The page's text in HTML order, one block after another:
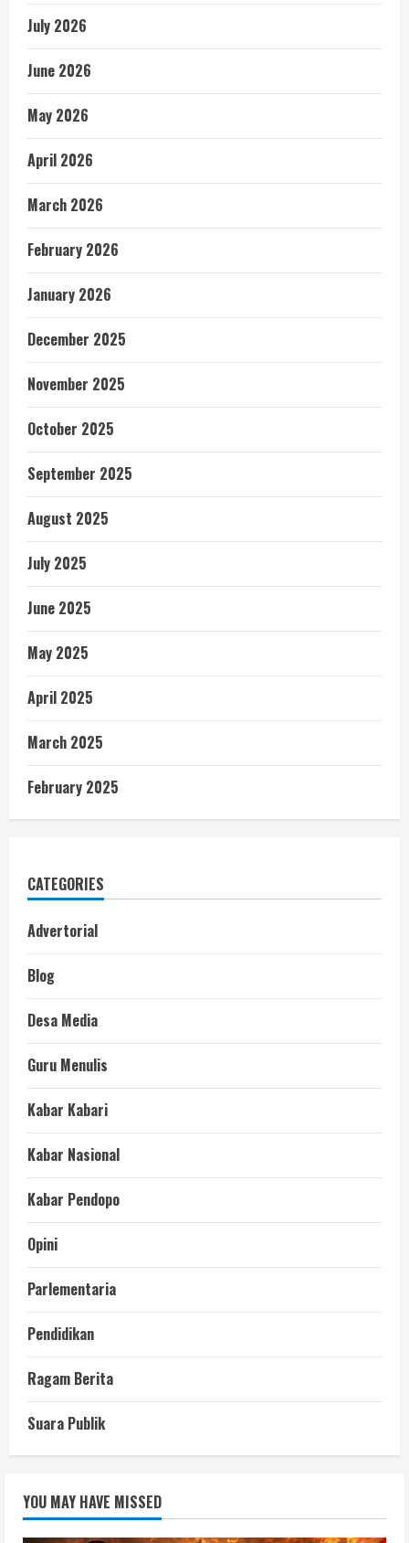
July 2026
June 2026
May 2026
April 2026
March 2026
February 2026
January 2026
December 2025
November 2025
October 2025
September 2025
August 2025
July 2025
June 2025
May 2025
April 2025
March 2025
February 2025
CATEGORIES
Advertorial
Blog
Desa Media
Guru Menulis
Kabar Kabari
Kabar Nasional
Kabar Pendopo
Opini
Parlementaria
Pendidikan
Ragam Berita
Suara Publik
YOU MAY HAVE MISSED